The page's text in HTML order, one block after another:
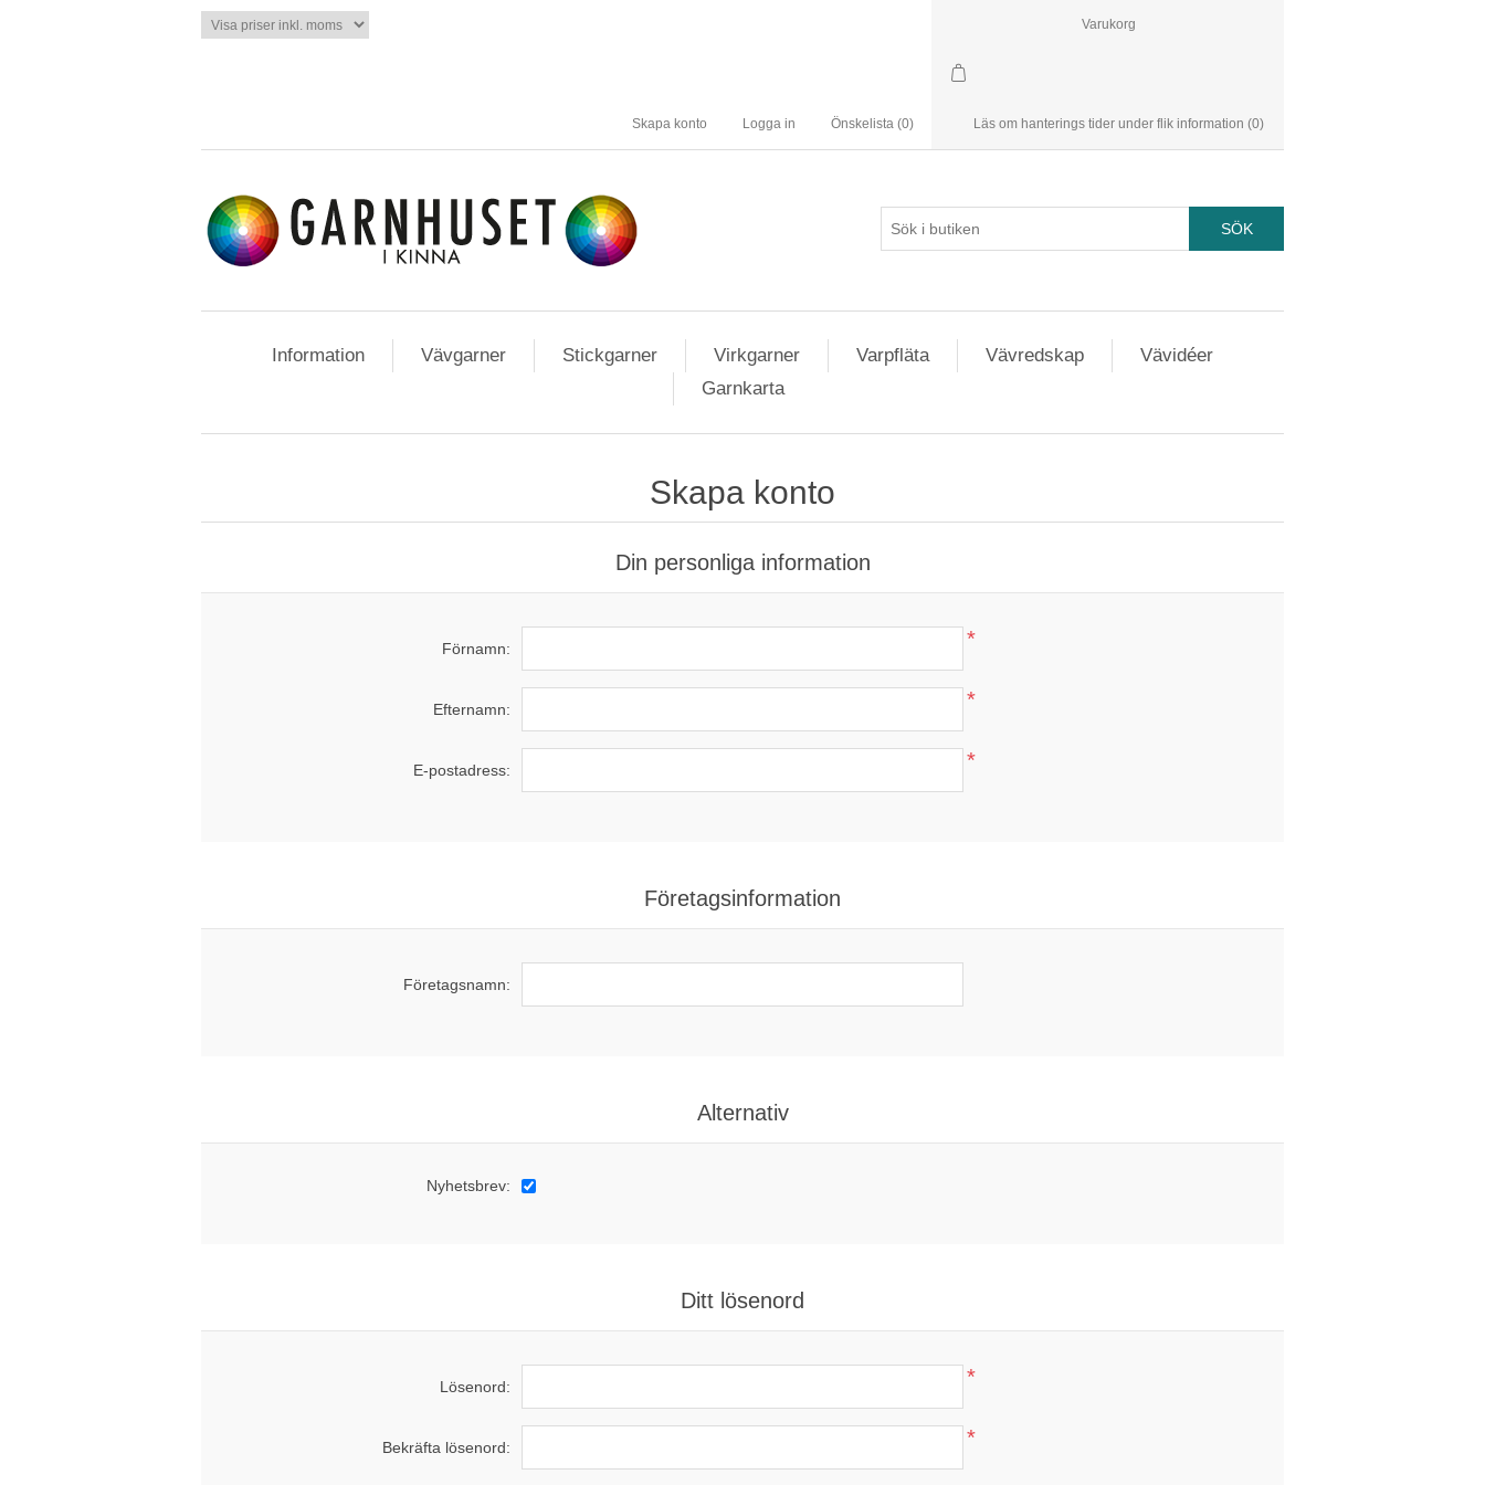
Skapa konto Logga in Önskelista (0)
Varukorg
Läs om hanterings tider under flik information (0)
Information Vävgarner Stickgarner Virkgarner Varpfläta Vävredskap
Vävidéer
Garnkarta
Skapa konto
Din personliga information
Förnamn: *
Efternamn: *
E-postadress: *
Företagsinformation
Företagsnamn:
Alternativ
Nyhetsbrev:
Ditt lösenord
Lösenord: *
Bekräfta lösenord: *